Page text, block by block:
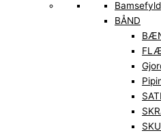
Bamsefyld
BÅND